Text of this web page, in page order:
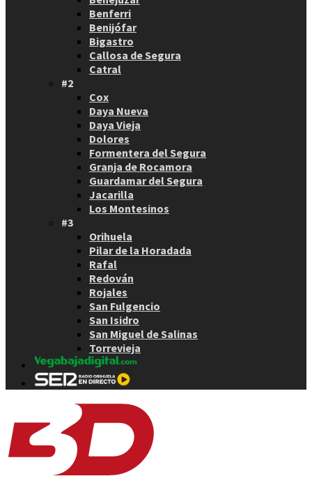
Benferri
Benijófar
Bigastro
Callosa de Segura
Catral
#2
Cox
Daya Nueva
Daya Vieja
Dolores
Formentera del Segura
Granja de Rocamora
Guardamar del Segura
Jacarilla
Los Montesinos
#3
Orihuela
Pilar de la Horadada
Rafal
Redován
Rojales
San Fulgencio
San Isidro
San Miguel de Salinas
Torrevieja